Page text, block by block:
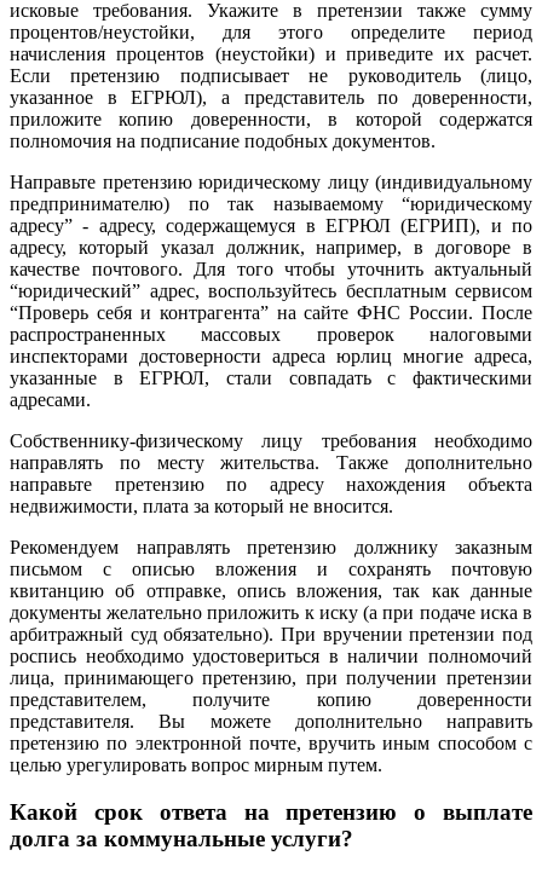
исковые требования. Укажите в претензии также сумму
процентов/неустойки, для этого определите период
начисления процентов (неустойки) и приведите их расчет.
Если претензию подписывает не руководитель (лицо,
указанное в ЕГРЮЛ), а представитель по доверенности,
приложите копию доверенности, в которой содержатся
полномочия на подписание подобных документов.
Направьте претензию юридическому лицу (индивидуальному
предпринимателю) по так называемому “юридическому
адресу” - адресу, содержащемуся в ЕГРЮЛ (ЕГРИП), и по
адресу, который указал должник, например, в договоре в
качестве почтового. Для того чтобы уточнить актуальный
“юридический” адрес, воспользуйтесь бесплатным сервисом
“Проверь себя и контрагента” на сайте ФНС России. После
распространенных массовых проверок налоговыми
инспекторами достоверности адреса юрлиц многие адреса,
указанные в ЕГРЮЛ, стали совпадать с фактическими
адресами.
Собственнику-физическому лицу требования необходимо
направлять по месту жительства. Также дополнительно
направьте претензию по адресу нахождения объекта
недвижимости, плата за который не вносится.
Рекомендуем направлять претензию должнику заказным
письмом с описью вложения и сохранять почтовую
квитанцию об отправке, опись вложения, так как данные
документы желательно приложить к иску (а при подаче иска в
арбитражный суд обязательно). При вручении претензии под
роспись необходимо удостовериться в наличии полномочий
лица, принимающего претензию, при получении претензии
представителем, получите копию доверенности
представителя. Вы можете дополнительно направить
претензию по электронной почте, вручить иным способом с
целью урегулировать вопрос мирным путем.
Какой срок ответа на претензию о выплате
долга за коммунальные услуги?